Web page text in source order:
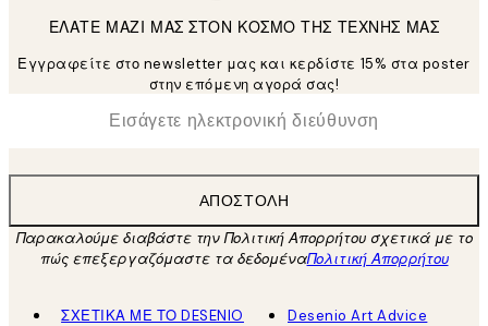
ΕΛΑΤΕ ΜΑΖΙ ΜΑΣ ΣΤΟΝ ΚΟΣΜΟ ΤΗΣ ΤΕΧΝΗΣ ΜΑΣ
Εγγραφείτε στο newsletter μας και κερδίστε 15% στα poster
στην επόμενη αγορά σας!
Ηλεκτρονική Διεύθυνση
ΑΠΟΣΤΟΛΉ
Παρακαλούμε διαβάστε την Πολιτική Απορρήτου σχετικά με το
πώς επεξεργαζόμαστε τα δεδομέναΠολιτική Απορρήτου
ΣΧΕΤΙΚΑ ΜΕ ΤΟ DESENIO
Desenio Art Advice